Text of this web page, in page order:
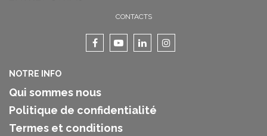
CONTACTS
NOTRE INFO
Qui sommes nous
Politique de confidentialité
Termes et conditions